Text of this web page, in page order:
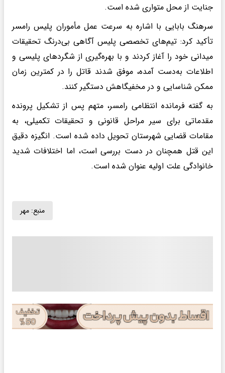
جنایت از محل متواری شده است.
سرهنگ بابایی با اشاره به سرعت عمل مأموران پلیس رامسر
تأکید کرد: تیم‌های تخصصی پلیس آگاهی بی‌درنگ تحقیقات
میدانی خود را آغاز کردند و با بهره‌گیری از شگردهای پلیسی و
اطلاعات به‌دست آمده، موفق شدند قاتل را در کمترین زمان
ممکن شناسایی و در مخفیگاهش دستگیر کنند.
به گفته فرمانده انتظامی رامسر، متهم پس از تشکیل پرونده
مقدماتی برای سیر مراحل قانونی و تحقیقات تکمیلی، به
مقامات قضایی شهرستان تحویل داده شده است. انگیزه دقیق
این قتل همچنان در دست بررسی است، اما اختلافات شدید
خانوادگی علت اولیه عنوان شده است.
منبع: مهر